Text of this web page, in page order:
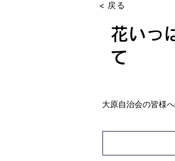
< 戻る
花いっ
て
大原自治会の皆様へ